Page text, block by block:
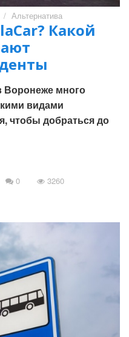
/ Альтернатива
Какой
Воронеже много
видами
чтобы добраться до
0 3260